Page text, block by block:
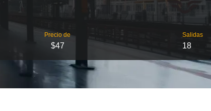
Precio de
$47
Salidas
18